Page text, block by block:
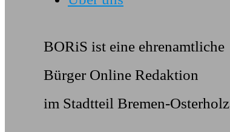
BORiS ist eine ehrenamtliche
Bürger Online Redaktion
im Stadtteil Bremen-Osterholz